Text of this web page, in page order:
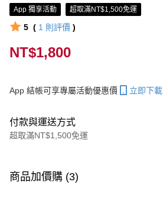
App 獨享活動 超取滿NT$1,500免運
5 ( 1 則評價 )
NT$1,800
App 結帳可享專屬活動優惠價 立即下載
付款與運送方式
超取滿NT$1,500免運
信用卡一次付款
商品加價購 (3)